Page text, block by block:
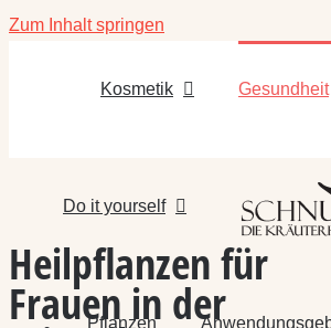
Zum Inhalt springen
Kosmetik Gesundheit
Do it yourself
Pflanzen
Heilpflanzen für
Frauen in der